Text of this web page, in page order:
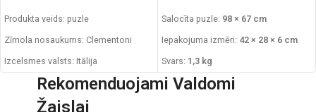
Produkta veids: puzle
Zīmola nosaukums: Clementoni
Izcelsmes valsts: Itālija
Iepakojuma izmēri: 51 x 7 x 31 cm
Puzles izmēri: 165 x 114 cm
Salocīta puzle: 98 × 67 cm
Iepakojuma izmēri: 42 × 28 × 6 cm
Svars: 1,3 kg
Ieteicamais vecums:
Rekomenduojami Valdomi
Žaislai